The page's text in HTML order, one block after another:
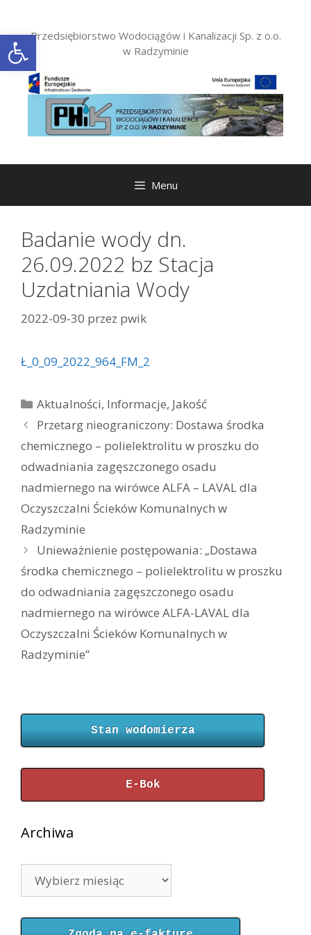
Otwórz pasek narzędzi
treści
Przedsiębiorstwo Wodociągów i Kanalizacji Sp. z o.o.
w Radzyminie
Menu
Badanie wody dn.
26.09.2022 bz Stacja
Uzdatniania Wody
2022-09-30 przez pwik
Ł_0_09_2022_964_FM_2
Kategorie
Aktualności, Informacje, Jakość
Przetarg nieograniczony: Dostawa środka
chemicznego – polielektrolitu w proszku do
odwadniania zagęszczonego osadu
nadmiernego na wirówce ALFA – LAVAL dla
Oczyszczalni Ścieków Komunalnych w
Radzyminie
Unieważnienie postępowania: „Dostawa
środka chemicznego – polielektrolitu w proszku
do odwadniania zagęszczonego osadu
nadmiernego na wirówce ALFA-LAVAL dla
Oczyszczalni Ścieków Komunalnych w
Radzyminie”
Stan wodomierza
E-Bok
Archiwa